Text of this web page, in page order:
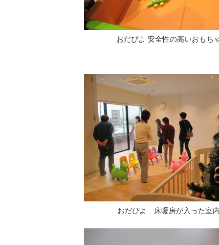
おだぴよ 安全性の高いおもち
おだぴよ 床暖房が入った室